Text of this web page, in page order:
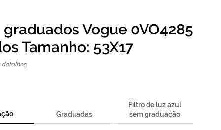
PROCURAR
de ajuda para mudar os teus óculos?
para nós GRÁTIS no número 800 114 297
uma
Vogue 0VO4285
Tamanho: 53X17
detalhes
Graduadas
Filtro de luz azul
sem graduação